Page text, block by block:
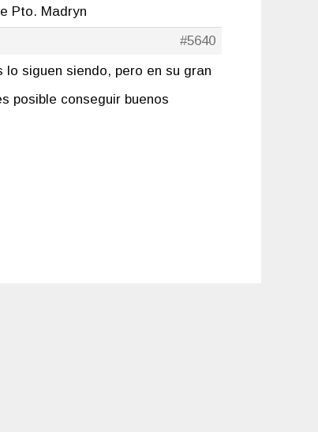
Pto. Madryn
#5640
siguen siendo, pero en su gran
posible conseguir buenos